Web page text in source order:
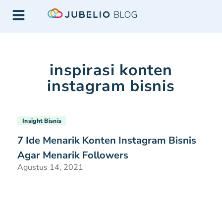
inspirasi konten
instagram bisnis
Insight Bisnis
7 Ide Menarik Konten Instagram Bisnis
Agar Menarik Followers
Agustus 14, 2021